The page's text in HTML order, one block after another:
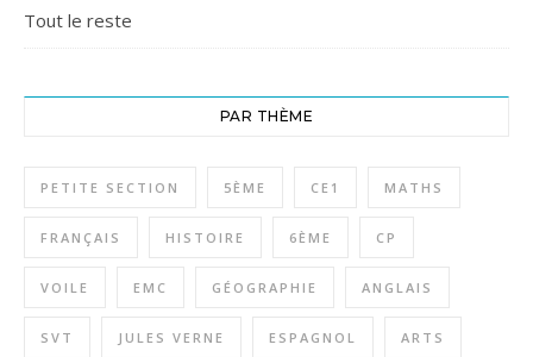
Tout le reste
PAR THÈME
PETITE SECTION 5ÈME CE1 MATHS
FRANÇAIS HISTOIRE 6ÈME CP
VOILE EMC GÉOGRAPHIE ANGLAIS
SVT JULES VERNE ESPAGNOL ARTS